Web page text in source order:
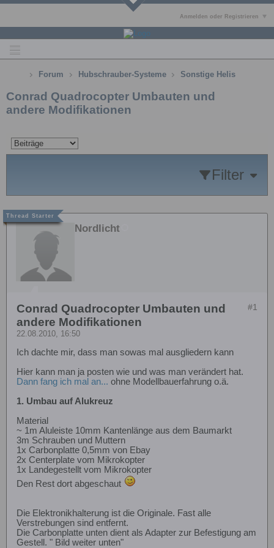
Anmelden oder Registrieren
Forum Hubschrauber-Systeme Sonstige Helis
Conrad Quadrocopter Umbauten und
andere Modifikationen
Filter
Nordlicht
#1
Conrad Quadrocopter Umbauten und
andere Modifikationen
22.08.2010, 16:50
Ich dachte mir, dass man sowas mal ausgliedern kann
Hier kann man ja posten wie und was man verändert hat.
Dann fang ich mal an... ohne Modellbauerfahrung o.ä.
1. Umbau auf Alukreuz
Material
~ 1m Aluleiste 10mm Kantenlänge aus dem Baumarkt
3m Schrauben und Muttern
1x Carbonplatte 0,5mm von Ebay
2x Centerplate vom Mikrokopter
1x Landegestellt vom Mikrokopter
Den Rest dort abgeschaut
Die Elektronikhalterung ist die Originale. Fast alle
Verstrebungen sind entfernt.
Die Carbonplatte unten dient als Adapter zur Befestigung am
Gestell. " Bild weiter unten"